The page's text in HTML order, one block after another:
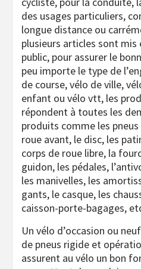
des usages particuliers,
longue distance ou
plusieurs articles sont mis
public, pour assurer le
peu importe le type de
de course, vélo de ville,
enfant ou vélo vtt, les
répondent à toutes les
produits comme les
roue avant, le disc, les
corps de roue libre, la
guidon, les pédales,
les manivelles, les
gants, le casque, les
caisson-porte-bagages,
Un vélo d’occasion ou
de pneus rigide et
assurent au vélo un bon